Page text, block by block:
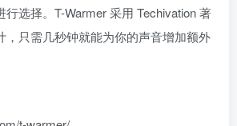
行选择。T-Warmer 采用 Techivation 著
，只需几秒钟就能为你的声音增加额外